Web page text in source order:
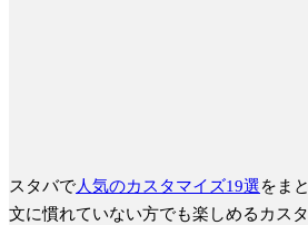
スタバで人気のカスタマイズ19選をま
文に慣れていない方でも楽しめるカス